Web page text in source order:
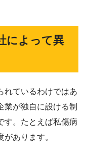
によって異
れているわけではあ
業が独自に設ける制
す。たとえば私傷病
あります。